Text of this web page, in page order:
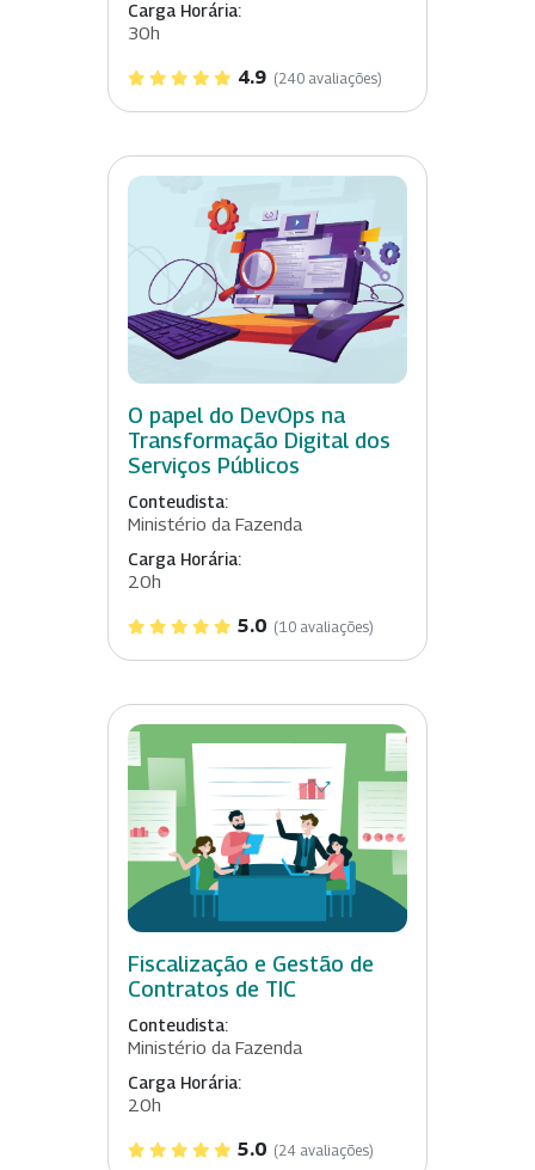
Carga Horária:
30h
4.9 (240 avaliações)
O papel do DevOps na
Transformação Digital dos
Serviços Públicos
Conteudista:
Ministério da Fazenda
Carga Horária:
20h
5.0 (10 avaliações)
Fiscalização e Gestão de
Contratos de TIC
Conteudista:
Ministério da Fazenda
Carga Horária:
20h
5.0 (24 avaliações)